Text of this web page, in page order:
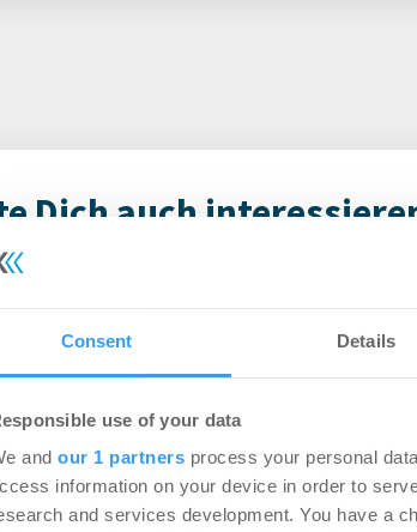
Consent Details
use of your data
and our 1 partners process your personal
information on your device in order to
and services development. You have a
Dich auch
Deutschland – August 2026
Büro | Märkte-06.08.2026
Login für den ganzen Artikel Wenn noch nicht
registriert, erstellen Sie sich jetzt Ihren
Account, um auf die neusten ...